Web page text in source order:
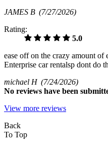
JAMES B (7/27/2026)
Rating:
5.0
ease off on the crazy amount of
Enterprise car rentalsp dont do
michael H (7/24/2026)
No reviews have been
View more reviews
Back
To Top